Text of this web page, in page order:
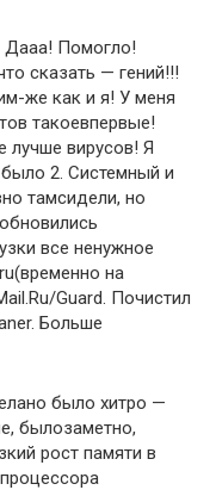
Дааа! Помогло!
сказать — гений!!!
же как и я! У меня
такоевпервые!
лучше вирусов! Я
2. Системный и
тамсидели, но
все ненужное
на
Guard. Почистил
Больше
было хитро —
былозаметно,
рост памяти в